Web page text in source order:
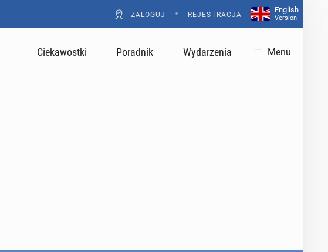
ZALOGUJ • REJESTRACJA
English
Version
Ciekawostki Poradnik Wydarzenia Menu